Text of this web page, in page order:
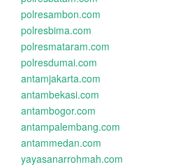
polresambon.com
polresbima.com
polresmataram.com
polresdumai.com
antamjakarta.com
antambekasi.com
antambogor.com
antampalembang.com
antammedan.com
yayasanarrohmah.com